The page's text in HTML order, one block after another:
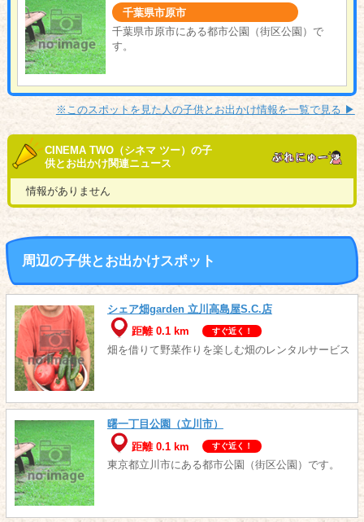
千葉県市原市
千葉県市原市にある都市公園（街区公園）で
す。
※このスポットを見た人の子供とお出かけ情報を一覧で見る ▶︎
CINEMA TWO（シネマ ツー）の子
供とお出かけ関連ニュース
情報がありません
周辺の子供とお出かけスポット
シェア畑garden 立川高島屋S.C.店
距離 0.1 km
すぐ近く！
畑を借りて野菜作りを楽しむ畑のレンタルサービス
曙一丁目公園（立川市）
距離 0.1 km
すぐ近く！
東京都立川市にある都市公園（街区公園）です。